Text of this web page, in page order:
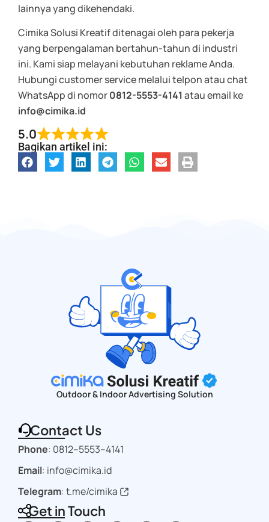
lainnya yang dikehendaki.
Cimika Solusi Kreatif ditenagai oleh para pekerja
yang berpengalaman bertahun-tahun di industri
ini. Kami siap melayani kebutuhan reklame Anda.
Hubungi customer service melalui telpon atau chat
WhatsApp di nomor0812-5553-4141 atau email ke
info@cimika.id
5.0
Bagikan artikel ini:
Outdoor & Indoor Advertising Solution
Contact Us
Phone: 0812–5553–4141
Email: info@cimika.id
Telegram:t.me/cimika
Get in Touch